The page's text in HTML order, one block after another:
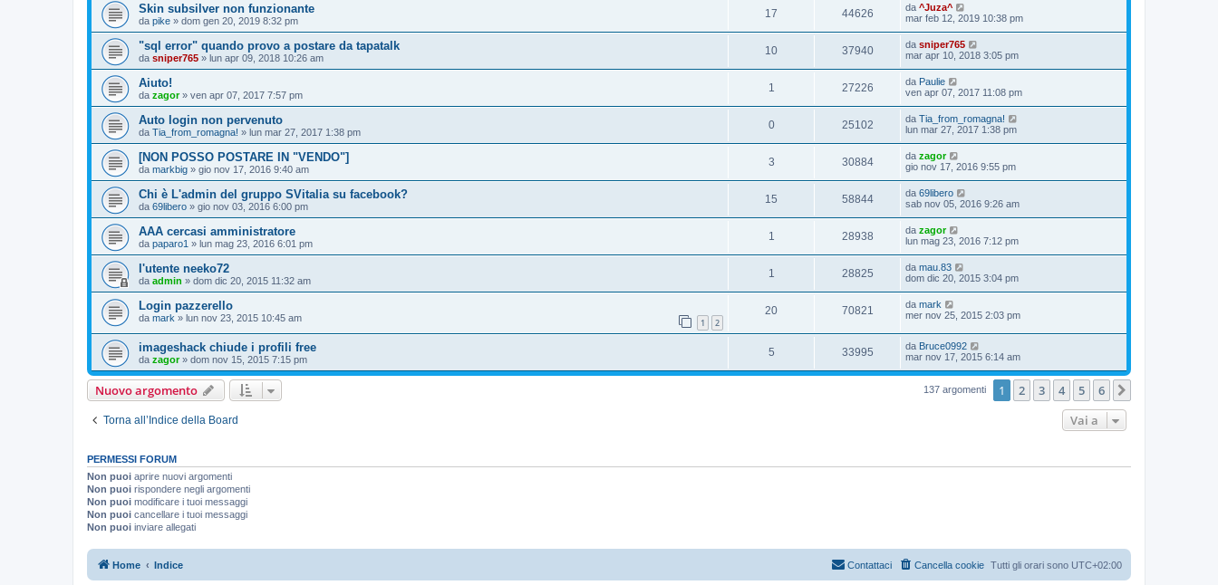
Skin subsilver non funzionante
da pike » dom gen 20, 2019 8:32 pm
17 44626 da ^Juza^
mar feb 12, 2019 10:38 pm
"sql error" quando provo a postare da tapatalk
da sniper765 » lun apr 09, 2018 10:26 am
10 37940 da sniper765
mar apr 10, 2018 3:05 pm
Aiuto!
da zagor» ven apr 07, 2017 7:57 pm
1 27226 da Paulie
ven apr 07, 2017 11:08 pm
Auto login non pervenuto
da Tia_from_romagna! » lun mar 27, 2017 1:38 pm
0 25102 da Tia_from_romagna!
lun mar 27, 2017 1:38 pm
[NON POSSO POSTARE IN "VENDO"]
da markbig » gio nov 17, 2016 9:40 am
3 30884 da zagor
gio nov 17, 2016 9:55 pm
Chi è L'admin del gruppo SVitalia su facebook?
da 69libero » gio nov 03, 2016 6:00 pm
15 58844 da 69libero
sab nov 05, 2016 9:26 am
AAA cercasi amministratore
da paparo1 » lun mag 23, 2016 6:01 pm
1 28938 da zagor
lun mag 23, 2016 7:12 pm
l'utente neeko72
da admin » dom dic 20, 2015 11:32 am
1 28825 da mau.83
dom dic 20, 2015 3:04 pm
Login pazzerello
da mark » lun nov 23, 2015 10:45 am 1 2
20 70821 da mark
mer nov 25, 2015 2:03 pm
imageshack chiude i profili free
da zagor» dom nov 15, 2015 7:15 pm
5 33995 da Bruce0992
mar nov 17, 2015 6:14 am
Nuovo argomento 137 argomenti 1 2 3 4 5 6
Torna all’Indice della Board Vai a
PERMESSI FORUM
Non puoi aprire nuovi argomenti
Non puoi rispondere negli argomenti
Non puoi modificare i tuoi messaggi
Non puoi cancellare i tuoi messaggi
Non puoi inviare allegati
Home Indice Tutti gli orari sono UTC+02:00
Cancella cookie
Contattaci